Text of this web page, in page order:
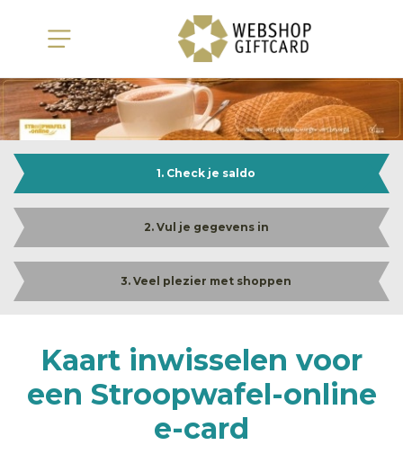
1. Check je saldo
2. Vul je gegevens in
3. Veel plezier met shoppen
Kaart inwisselen voor
een Stroopwafel-online
e-card